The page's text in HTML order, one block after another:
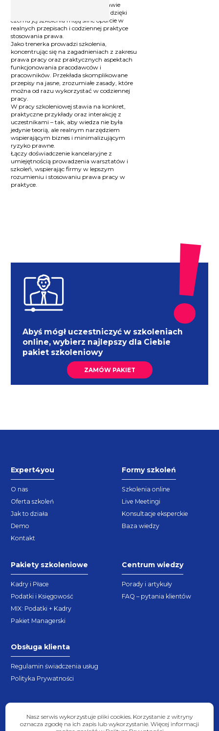
Specjalizuje się w prawie pracy, prawie
rodzinnym oraz prawie cywilnym, dzięki
czemu jej szkolenia mają silne oparcie w
realnych przepisach i codziennej praktyce
stosowania prawa.
Jako trenerka prowadzi szkolenia,
koncentrując się na zagadnieniach z zakresu
prawa pracy oraz praktycznych aspektach
funkcjonowania pracodawców i
pracowników. Przekłada skomplikowane
przepisy na jasne, zrozumiałe zasady, które
można od razu wykorzystać w codziennej
pracy.
W pracy szkoleniowej stawia na konkret,
praktyczne przykłady oraz interakcję z
uczestnikami – tak, aby wiedza nie była
jedynie teorią, ale realnym narzędziem
wspierającym biznes i minimalizującym
ryzyko prawne.
Łączy doświadczenie kancelaryjne z
umiejętnością prowadzenia warsztatów i
szkoleń, wspierając firmy w lepszym
rozumieniu i stosowaniu prawa pracy w
praktyce.
Abyś mógł uczestniczyć w szkoleniach
online, wybierz najlepszy dla Ciebie
pakiet szkoleniowy
ZAMÓW PAKIET
Expert4you
O nas
Oferta szkoleń
Jak to działa
Demo
Kontakt
Formy szkoleń
Szkolenia online
Live Meetingi
Konsultacje eksperckie
Baza wiedzy
Pakiety szkoleniowe
Kadry i Płace
Podatki i Księgowość
MIX: Podatki + Kadry
Pakiet Managerski
Centrum wiedzy
Porady i artykuły
FAQ – pytania klientów
Obsługa klienta
Regulamin świadczenia usług
Polityka Prywatności
Nasz serwis wykorzystuje pliki cookies. Korzystanie z witryny
oznacza zgodę na ich zapis lub wykorzystanie. Więcej informacji